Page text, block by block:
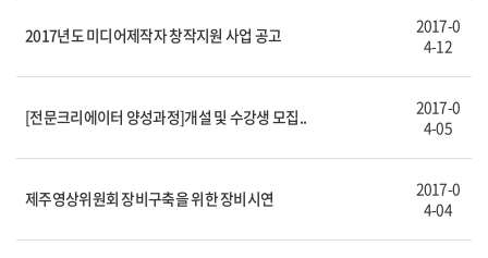
2017년도 미디어제작자 창작지원 사업 공고
2017-0
4-12
[전문크리에이터 양성과정]개설 및 수강생 모집..
2017-0
4-05
제주영상위원회 장비구축을 위한 장비시연
2017-0
4-04